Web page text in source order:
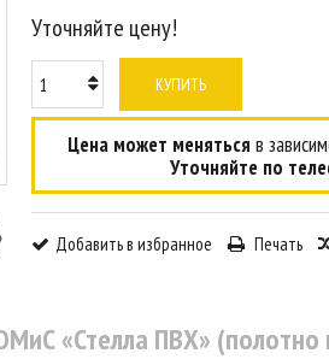
Уточняйте цену!
КУПИТЬ
Цена может меняться в
Уточняйте по
Добавить в избранное Печать
«Стелла ПВХ» (полотно